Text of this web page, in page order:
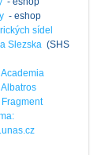
- eshop
sídel
Slezska (SHS